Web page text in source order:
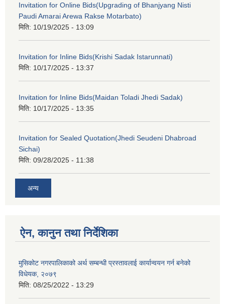
Invitation for Online Bids(Upgrading of Bhanjyang Nisti
Paudi Amarai Arewa Rakse Motarbato)
मिति: 10/19/2025 - 13:09
Invitation for Inline Bids(Krishi Sadak Istarunnati)
मिति: 10/17/2025 - 13:37
Invitation for Inline Bids(Maidan Toladi Jhedi Sadak)
मिति: 10/17/2025 - 13:35
Invitation for Sealed Quotation(Jhedi Seudeni Dhabroad
Sichai)
मिति: 09/28/2025 - 11:38
अन्य
ऐन, कानुन तथा निर्देशिका
मुसिकोट नगरपालिकाको अर्थ सम्बन्धी प्रस्तावलाई कार्यान्वयन गर्न बनेको
विधेयक, २०७९
मिति: 08/25/2022 - 13:29